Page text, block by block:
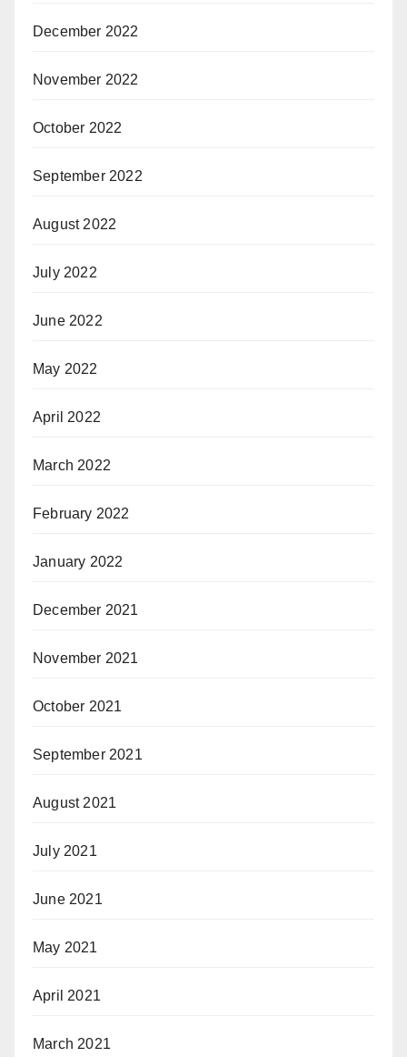
December 2022
November 2022
October 2022
September 2022
August 2022
July 2022
June 2022
May 2022
April 2022
March 2022
February 2022
January 2022
December 2021
November 2021
October 2021
September 2021
August 2021
July 2021
June 2021
May 2021
April 2021
March 2021